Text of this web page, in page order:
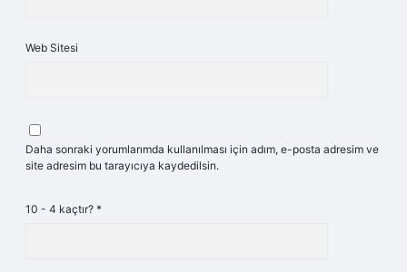
Web Sitesi
Daha sonraki yorumlarımda kullanılması için adım, e-posta adresim ve
site adresim bu tarayıcıya kaydedilsin.
10 - 4 kaçtır? *